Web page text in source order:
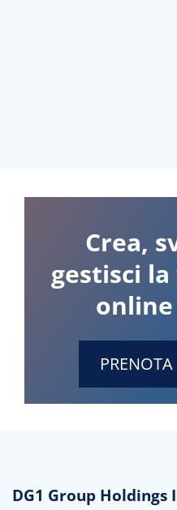
Crea,
gestisci
online
DG1 Group Holdings